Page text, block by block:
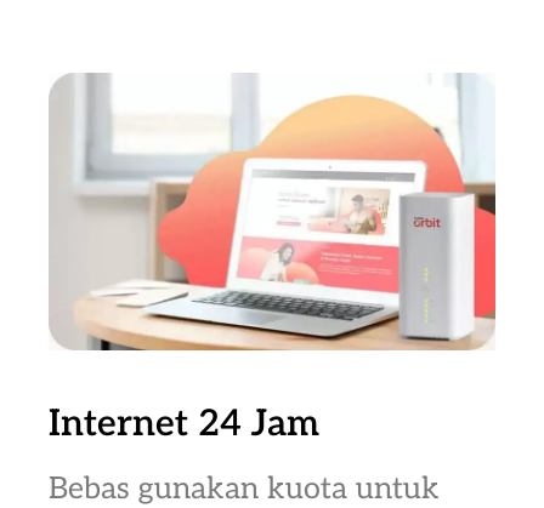
Internet 24 Jam
Bebas gunakan kuota untuk